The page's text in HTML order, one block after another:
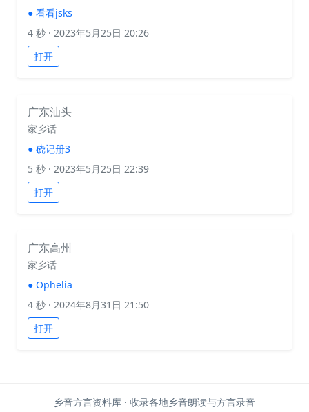
● 看看jsks
4 秒 · 2023年5月25日 20:26
打开
广东汕头
家乡话
● 硗记册3
5 秒 · 2023年5月25日 22:39
打开
广东高州
家乡话
● Ophelia
4 秒 · 2024年8月31日 21:50
打开
乡音方言资料库 · 收录各地乡音朗读与方言录音